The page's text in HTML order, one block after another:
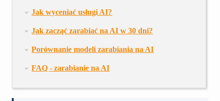
Jak wyceniać usługi AI?
Jak zacząć zarabiać na AI w 30 dni?
Porównanie modeli zarabiania na AI
FAQ - zarabianie na AI